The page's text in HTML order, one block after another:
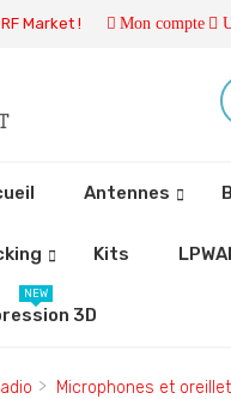
Market ! Mon compte
Antennes
Kits
3D
NEW
Microphones et